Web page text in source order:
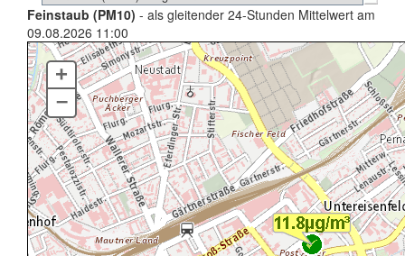
Feinstaub (PM10) - als gleitender 24-Stunden Mittelwert am
09.08.2026 11:00
+
–